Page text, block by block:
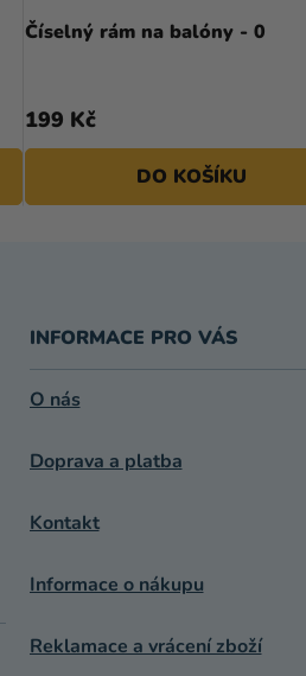
Číselný rám na balóny - 0
199 Kč
DO KOŠÍKU
INFORMACE PRO VÁS
O nás
Doprava a platba
Kontakt
Informace o nákupu
Reklamace a vrácení zboží